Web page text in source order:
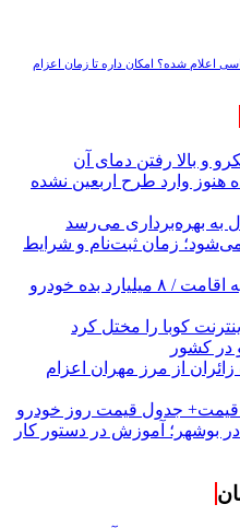
بر چه اساسی اعلام شده؟ امکان داره تا زمان اعزام
و بالا رفتن دمای آن
هنوز وارد طرح اربعین نشده
به بهره‌برداری می‌رسد
زمان ثبت‌نام و شرایط
کاسبی خارج‌نشین‌ها با سهمیه اقامت / ۸ میلیارد بده خودرو
کوبا را مختل کرد
زائران از مرز مهران اعزام
قیمت+ جدول قیمت روز خودرو
بوشهر؛ آموزش در دستور کار